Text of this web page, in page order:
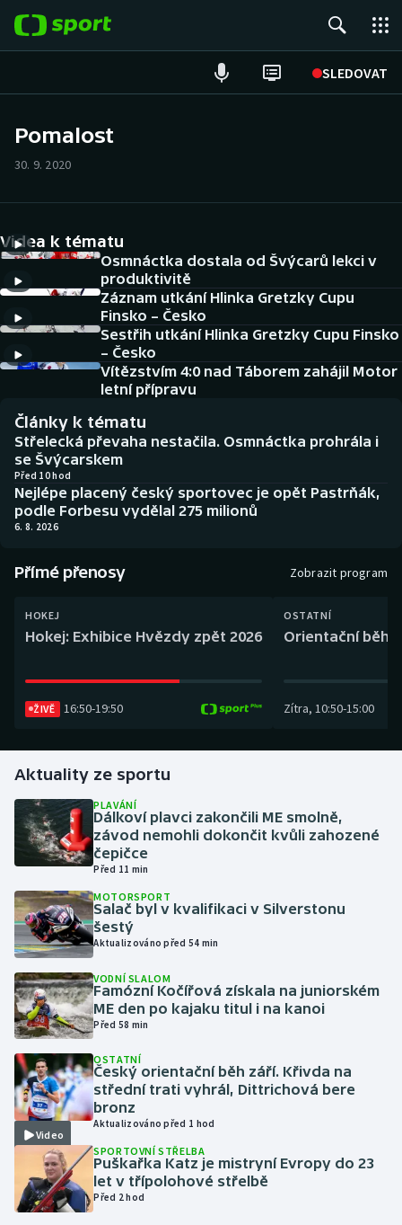
SLEDOVAT
Hokej
Tenis
Atletika
Cyklistika
DALŠÍ SPORTY
Americký fotbal
Baseball a softbal
Basketbal
Biatlon
Curling
Florbal
Golf
Gymnastika
Házená
Jezdectví
Judo
Krasobruslení
Lezení
Lyže a snowboard
Moderní pětiboj
Motorsport
NEPŘEHLÉDNĚTE
Soutěže
Historické návraty
Aplikace ČT sport
Pomalost
30. 9. 2020
Videa k tématu
Osmnáctka dostala od Švýcarů lekci v
produktivitě
Záznam utkání Hlinka Gretzky Cupu
Finsko – Česko
Sestřih utkání Hlinka Gretzky Cupu Finsko
– Česko
Vítězstvím 4:0 nad Táborem zahájil Motor
letní přípravu
Články k tématu
Střelecká převaha nestačila. Osmnáctka prohrála i
se Švýcarskem
Před 10 hod
Nejlépe placený český sportovec je opět Pastrňák,
podle Forbesu vydělal 275 milionů
6. 8. 2026
Přímé přenosy Zobrazit program
HOKEJ
Hokej: Exhibice Hvězdy zpět 2026
ŽIVĚ 16:50-19:50
OSTATNÍ
Orientační běh:
Zítra, 10:50-15:00
Aktuality ze sportu
PLAVÁNÍ
Dálkoví plavci zakončili ME smolně,
závod nemohli dokončit kvůli zahozené
čepičce
Před 11 min
MOTORSPORT
Salač byl v kvalifikaci v Silverstonu
šestý
Aktualizováno před 54 min
VODNÍ SLALOM
Famózní Kočířová získala na juniorském
ME den po kajaku titul i na kanoi
Před 58 min
Video
OSTATNÍ
Český orientační běh září. Křivda na
střední trati vyhrál, Dittrichová bere
bronz
Aktualizováno před 1 hod
SPORTOVNÍ STŘELBA
Puškařka Katz je mistryní Evropy do 23
let v třípolohové střelbě
Před 2 hod